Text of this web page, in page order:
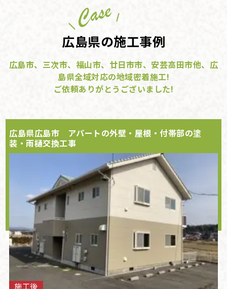
広島県の施工事例
広島市、三次市、福山市、廿日市市、安芸高田市他、広
島県全域対応の地域密着施工!
ご依頼ありがとうございました!
広島県広島市 アパートの外壁・屋根・付帯部の塗
装・雨樋交換工事
施工後